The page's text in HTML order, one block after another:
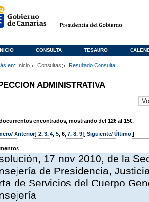
CONSULTA TESAURO
en: Inicio Consultas Resultado Consulta
ADMINISTRATIVA
encontrados, mostrando del 126 al 150.
/ Anterior] 2, 3, 4, 5, 6, 7, 8, 9 [ Siguiente/ Último ]
17 nov 2010, de la
de Presidencia,
de Servicios del Cuerpo